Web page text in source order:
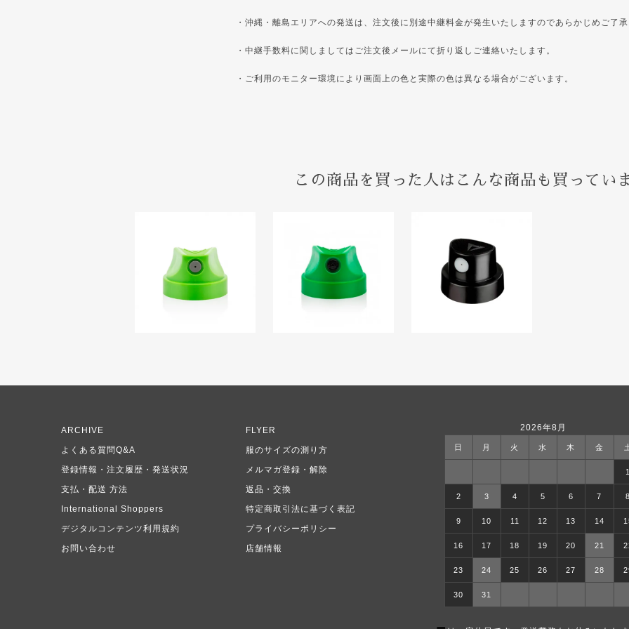
・沖縄・離島エリアへの発送は、注文後に別途中継料金が発生いたしますのであらかじめご了承
・中継手数料に関しましてはご注文後メールにて折り返しご連絡いたします。
・ご利用のモニター環境により画面上の色と実際の色は異なる場合がございます。
この商品を買った人はこんな商品も買ってい
2026年8月
日 月 火 水 木 金
1
2 3 4 5 6 7 8
9 10 11 12 13 14
16 17 18 19 20 21
23 24 25 26 27 28
30 31
ARCHIVE
FLYER
よくある質問Q&A
服のサイズの測り方
登録情報・注文履歴・発送状況
メルマガ登録・解除
支払・配送 方法
返品・交換
International Shoppers
特定商取引法に基づく表記
デジタルコンテンツ利用規約
プライバシーポリシー
お問い合わせ
店舗情報